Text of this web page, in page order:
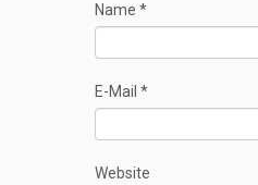
Name *
E-Mail *
Website